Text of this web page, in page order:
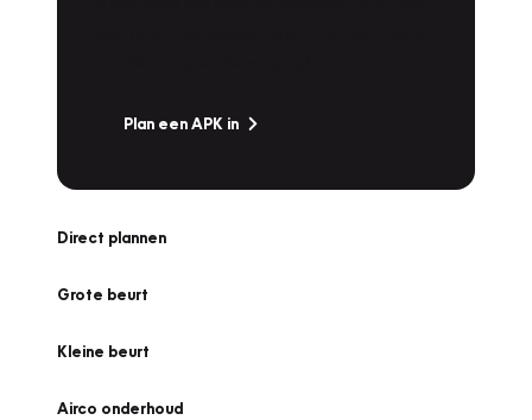
Plan een APK in
Direct plannen
Grote beurt
Kleine beurt
Airco onderhoud